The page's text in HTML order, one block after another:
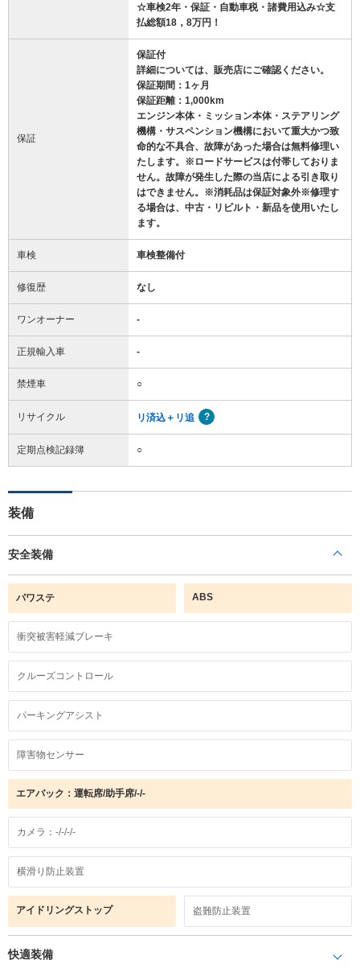
☆車検2年・保証・自動車税・諸費用込み☆支
払総額18，8万円！
保証
保証付
詳細については、販売店にご確認ください。
保証期間：1ヶ月
保証距離：1,000km
エンジン本体・ミッション本体・ステアリング
機構・サスペンション機構において重大かつ致
命的な不具合、故障があった場合は無料修理い
たします。※ロードサービスは付帯しておりま
せん。故障が発生した際の当店による引き取り
はできません。※消耗品は保証対象外※修理す
る場合は、中古・リビルト・新品を使用いたし
ます。
車検 車検整備付
修復歴 なし
ワンオーナー -
正規輸入車 -
禁煙車 ○
リサイクル リ済込＋リ追
定期点検記録簿 ○
装備
安全装備
パワステ ABS
衝突被害軽減ブレーキ
クルーズコントロール
パーキングアシスト
障害物センサー
エアバック：運転席/助手席/-/-
カメラ：-/-/-/-
横滑り防止装置
アイドリングストップ 盗難防止装置
快適装備